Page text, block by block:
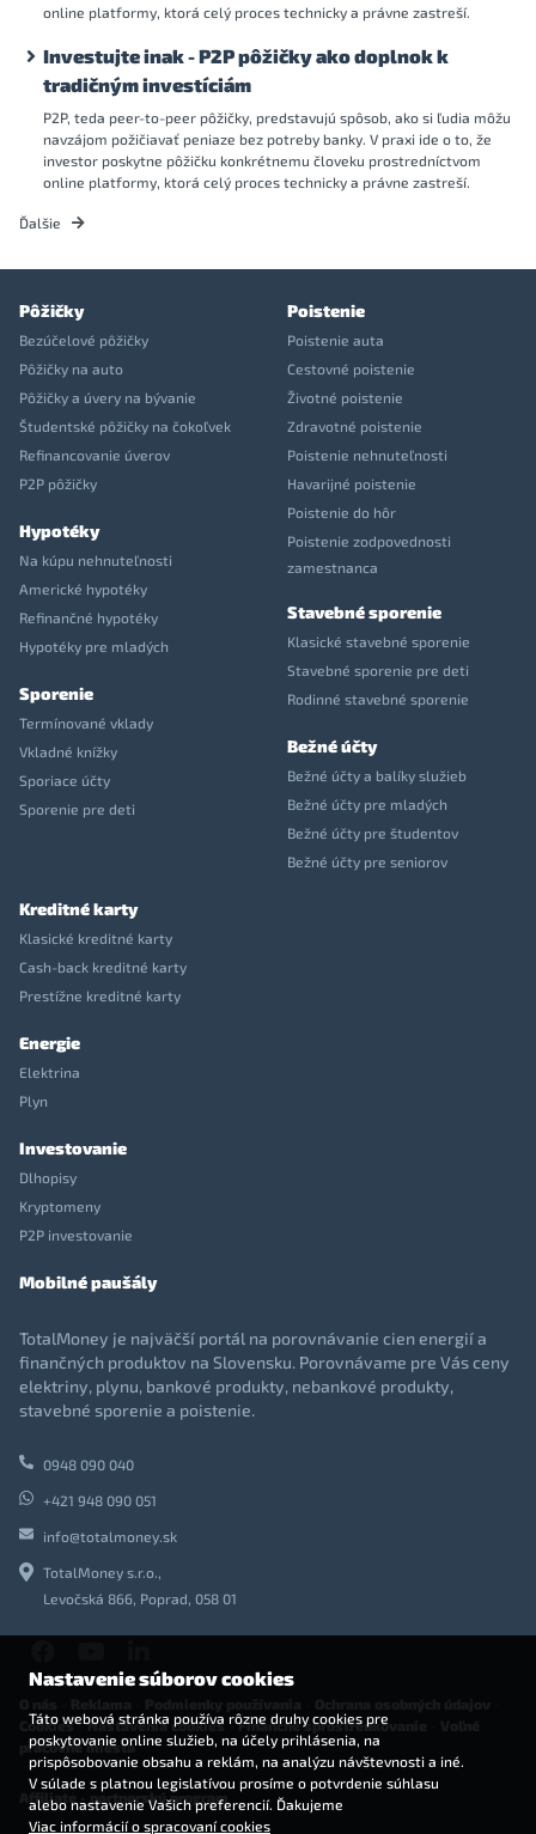
online platformy, ktorá celý proces technicky a právne zastreší.
Investujte inak - P2P pôžičky ako doplnok k
tradičným investíciám
P2P, teda peer-to-peer pôžičky, predstavujú spôsob, ako si ľudia môžu
navzájom požičiavať peniaze bez potreby banky. V praxi ide o to, že
investor poskytne pôžičku konkrétnemu človeku prostredníctvom
online platformy, ktorá celý proces technicky a právne zastreší.
Ďalšie
Pôžičky
Bezúčelové pôžičky
Pôžičky na auto
Pôžičky a úvery na bývanie
Študentské pôžičky na čokoľvek
Refinancovanie úverov
P2P pôžičky
Hypotéky
Na kúpu nehnuteľnosti
Americké hypotéky
Refinančné hypotéky
Hypotéky pre mladých
Sporenie
Termínované vklady
Vkladné knížky
Sporiace účty
Sporenie pre deti
Poistenie
Poistenie auta
Cestovné poistenie
Životné poistenie
Zdravotné poistenie
Poistenie nehnuteľnosti
Havarijné poistenie
Poistenie do hôr
Poistenie zodpovednosti
zamestnanca
Stavebné sporenie
Klasické stavebné sporenie
Stavebné sporenie pre deti
Rodinné stavebné sporenie
Bežné účty
Bežné účty a balíky služieb
Bežné účty pre mladých
Bežné účty pre študentov
Bežné účty pre seniorov
Kreditné karty
Klasické kreditné karty
Cash-back kreditné karty
Prestížne kreditné karty
Energie
Elektrina
Plyn
Investovanie
Dlhopisy
Kryptomeny
P2P investovanie
Mobilné paušály
TotalMoney je najväčší portál na porovnávanie cien energií a
finančných produktov na Slovensku. Porovnávame pre Vás ceny
elektriny, plynu, bankové produkty, nebankové produkty,
stavebné sporenie a poistenie.
0948 090 040
+421 948 090 051
info@totalmoney.sk
TotalMoney s.r.o.,
Levočská 866, Poprad, 058 01
Cookies-Nastavenia cookies -Finančné sprostredkovanie
pracovné miesta
Affiliate - partnerský program
Nastavenie súborov cookies
Táto webová stránka používa rôzne druhy cookies pre
poskytovanie online služieb, na účely prihlásenia, na
prispôsobovanie obsahu a reklám, na analýzu návštevnosti a iné.
V súlade s platnou legislatívou prosíme o potvrdenie súhlasu
alebo nastavenie Vašich preferencií. Ďakujeme
Viac informácií o spracovaní cookies